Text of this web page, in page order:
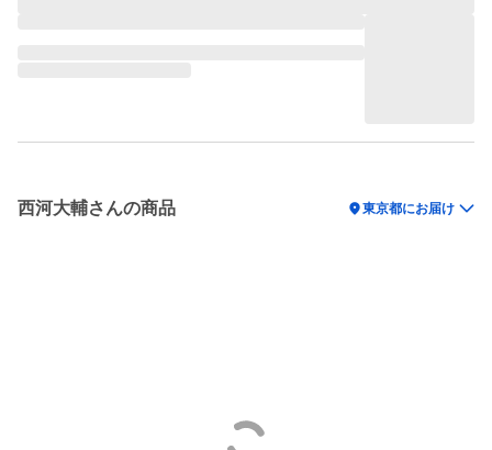
西河大輔さんの商品 location_on東京都にお届け